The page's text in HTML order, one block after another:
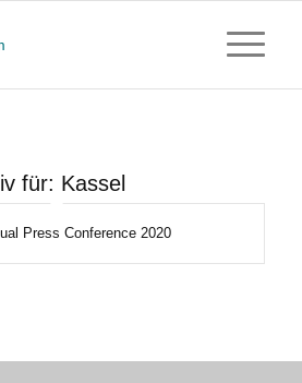
für: Kassel
Press Conference 2020